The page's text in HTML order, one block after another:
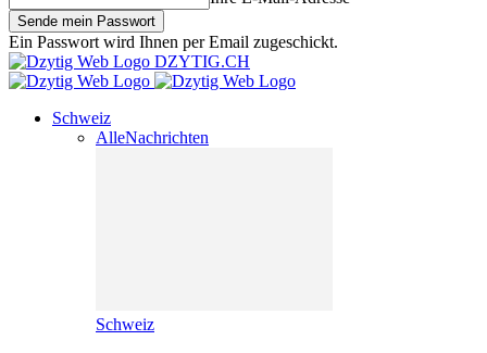
Ein Passwort wird Ihnen per Email zugeschickt.
DZYTIG.CH
Schweiz
AlleNachrichten
Schweiz